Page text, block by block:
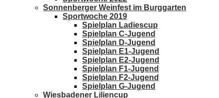
Sonnenberger Weinfest im Burggarten
Sportwoche 2019
Spielplan Ladiescup
Spielplan C-Jugend
Spielplan D-Jugend
Spielplan E1-Jugend
Spielplan E2-Jugend
Spielplan F1-Jugend
Spielplan F2-Jugend
Spielplan G-Jugend
Wiesbadener Liliencup